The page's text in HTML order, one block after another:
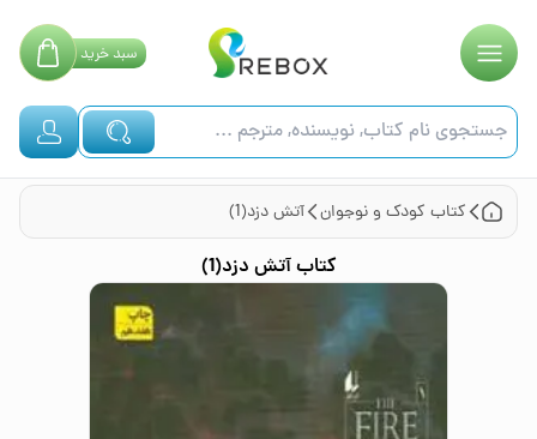
سبدخرید
کتاب کودک و نوجوان آتش دزد(1)
کتابآتش دزد(1)